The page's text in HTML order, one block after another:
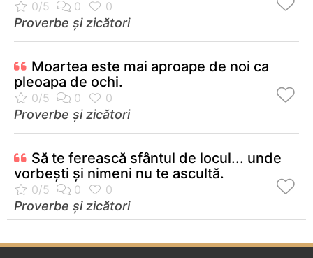
Proverbe și zicători
Moartea este mai aproape de noi ca
pleoapa de ochi.
Proverbe și zicători
Să te ferească sfântul de locul... unde
vorbeşti şi nimeni nu te ascultă.
Proverbe și zicători